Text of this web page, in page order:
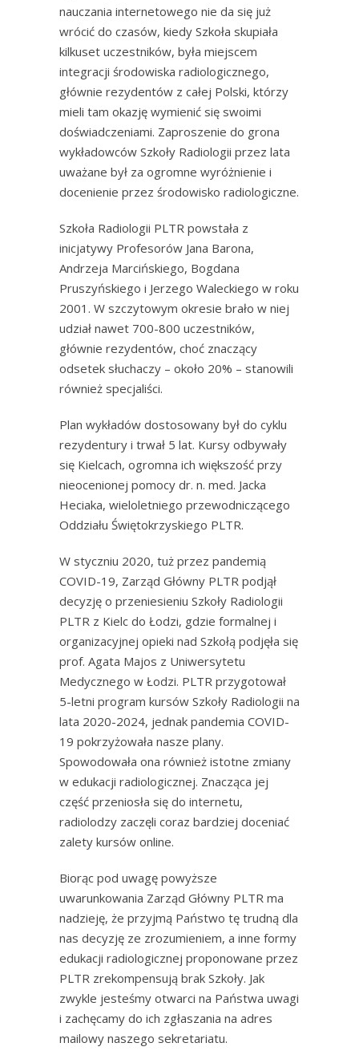
nauczania internetowego nie da się już
wrócić do czasów, kiedy Szkoła skupiała
kilkuset uczestników, była miejscem
integracji środowiska radiologicznego,
głównie rezydentów z całej Polski, którzy
mieli tam okazję wymienić się swoimi
doświadczeniami. Zaproszenie do grona
wykładowców Szkoły Radiologii przez lata
uważane był za ogromne wyróżnienie i
docenienie przez środowisko radiologiczne.
Szkoła Radiologii PLTR powstała z
inicjatywy Profesorów Jana Barona,
Andrzeja Marcińskiego, Bogdana
Pruszyńskiego i Jerzego Waleckiego w roku
2001. W szczytowym okresie brało w niej
udział nawet 700-800 uczestników,
głównie rezydentów, choć znaczący
odsetek słuchaczy – około 20% – stanowili
również specjaliści.
Plan wykładów dostosowany był do cyklu
rezydentury i trwał 5 lat. Kursy odbywały
się Kielcach, ogromna ich większość przy
nieocenionej pomocy dr. n. med. Jacka
Heciaka, wieloletniego przewodniczącego
Oddziału Świętokrzyskiego PLTR.
W styczniu 2020, tuż przez pandemią
COVID-19, Zarząd Główny PLTR podjął
decyzję o przeniesieniu Szkoły Radiologii
PLTR z Kielc do Łodzi, gdzie formalnej i
organizacyjnej opieki nad Szkołą podjęła się
prof. Agata Majos z Uniwersytetu
Medycznego w Łodzi. PLTR przygotował
5-letni program kursów Szkoły Radiologii na
lata 2020-2024, jednak pandemia COVID-
19 pokrzyżowała nasze plany.
Spowodowała ona również istotne zmiany
w edukacji radiologicznej. Znacząca jej
część przeniosła się do internetu,
radiolodzy zaczęli coraz bardziej doceniać
zalety kursów online.
Biorąc pod uwagę powyższe
uwarunkowania Zarząd Główny PLTR ma
nadzieję, że przyjmą Państwo tę trudną dla
nas decyzję ze zrozumieniem, a inne formy
edukacji radiologicznej proponowane przez
PLTR zrekompensują brak Szkoły. Jak
zwykle jesteśmy otwarci na Państwa uwagi
i zachęcamy do ich zgłaszania na adres
mailowy naszego sekretariatu.